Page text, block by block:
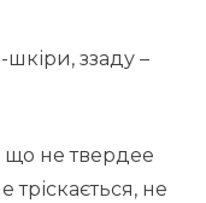
ззаду –
що не твердее
не